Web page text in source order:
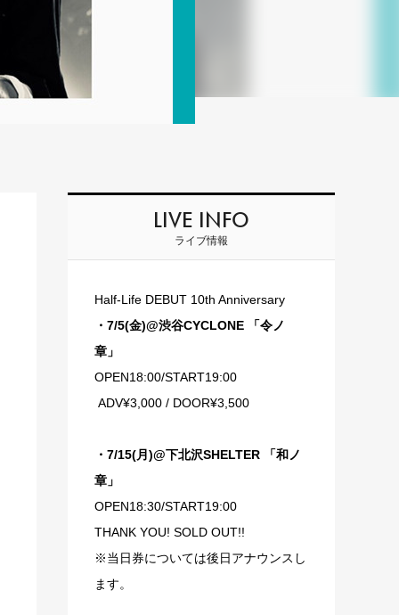
LIVE INFO
ライブ情報
Half-Life DEBUT 10th Anniversary
・7/5(金)@渋谷CYCLONE 「令ノ
章」
OPEN18:00/START19:00
ADV¥3,000 / DOOR¥3,500
・7/15(月)@下北沢SHELTER 「和ノ
章」
OPEN18:30/START19:00
THANK YOU! SOLD OUT!!
※当日券については後日アナウンスし
ます。